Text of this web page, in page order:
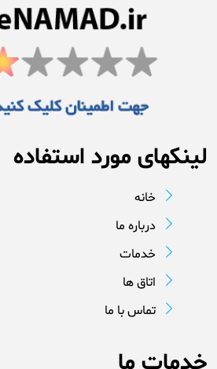
لینکهای مورد استفاده
خانه
درباره ما
خدمات
اتاق ها
تماس با ما